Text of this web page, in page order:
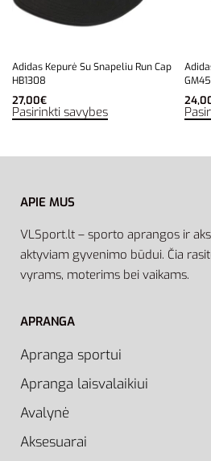
Adidas Kepurė Su Snapeliu Run Cap
HB1308
27,00€
Pasirinkti savybes
APIE MUS
VLSport.lt – sporto aprangos ir
aktyviam gyvenimo būdui. Čia
vyrams, moterims bei vaikams.
APRANGA
Apranga sportui
Apranga laisvalaikiui
Avalynė
Aksesuarai